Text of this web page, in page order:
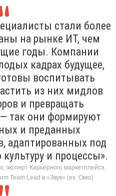
стали более
на рынке ИТ, чем
годы. Компании
кадрах будущее,
воспитывать
из них мидлов
и превращать
так они формируют
и преданных
адаптированных под
и процессы».
эксперт Карьерного маркетплейса
Team Lead в «Звук» (ex. Окко)